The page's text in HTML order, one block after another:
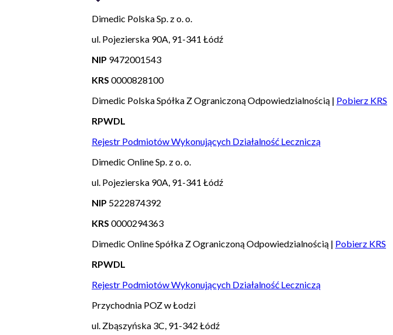
Dimedic Polska Sp. z o. o.
ul. Pojezierska 90A, 91-341 Łódź
NIP 9472001543
KRS 0000828100
Dimedic Polska Spółka Z Ograniczoną Odpowiedzialnością | Pobierz KRS
RPWDL
Rejestr Podmiotów Wykonujących Działalność Leczniczą
Dimedic Online Sp. z o. o.
ul. Pojezierska 90A, 91-341 Łódź
NIP 5222874392
KRS 0000294363
Dimedic Online Spółka Z Ograniczoną Odpowiedzialnością | Pobierz KRS
RPWDL
Rejestr Podmiotów Wykonujących Działalność Leczniczą
Przychodnia POZ w Łodzi
ul. Zbąszyńska 3C, 91-342 Łódź